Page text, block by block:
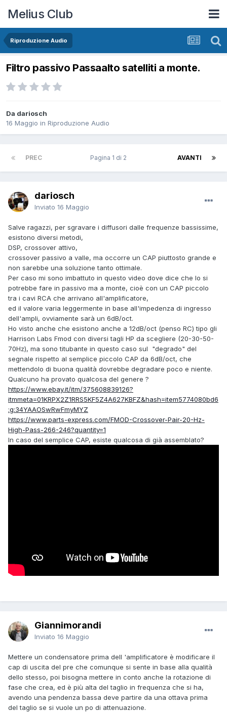
Melius Club
Riproduzione Audio
Filtro passivo Passaalto satelliti a monte.
Da dariosch
16 Maggio in Riproduzione Audio
PREC AVANTI
Pagina 1 di 2
dariosch
Inviato 16 Maggio
Salve ragazzi, per sgravare i diffusori dalle frequenze bassissime,
esistono diversi metodi,
DSP, crossover attivo,
crossover passivo a valle, ma occorre un CAP piuttosto grande e
non sarebbe una soluzione tanto ottimale.
Per caso mi sono imbattuto in questo video dove dice che lo si
potrebbe fare in passivo ma a monte, cioè con un CAP piccolo
tra i cavi RCA che arrivano all'amplificatore,
ed il valore varia leggermente in base all'impedenza di ingresso
dell'ampli, ovviamente sarà un 6dB/oct.
Ho visto anche che esistono anche a 12dB/oct (penso RC) tipo gli
Harrison Labs Fmod con diversi tagli HP da scegliere (20-30-50-
70Hz), ma sono titubante in questo caso sul "degrado" del
segnale rispetto al semplice piccolo CAP da 6dB/oct, che
mettendolo di buona qualità dovrebbe degradare poco e niente.
Qualcuno ha provato qualcosa del genere ?
https://www.ebay.it/itm/375608839126?
itmmeta=01KRPX2Z1RRS5KF5Z4A627KBFZ&hash=item5774080bd6
:g:34YAAOSwRwFmyMYZ
https://www.parts-express.com/FMOD-Crossover-Pair-20-Hz-
High-Pass-266-246?quantity=1
In caso del semplice CAP, esiste qualcosa di già assemblato?
Giannimorandi
Inviato 16 Maggio
Mettere un condensatore prima dell 'amplificatore è modificare il
cap di uscita del pre che comunque si sente in base alla qualità
dello stesso, poi bisogna mettere in conto anche la rotazione di
fase che crea, ed è più alta del taglio in frequenza che si ha,
avendo una pendenza bassa deve partire da una ottava prima
del taglio se si vuole un po di attenuazione.